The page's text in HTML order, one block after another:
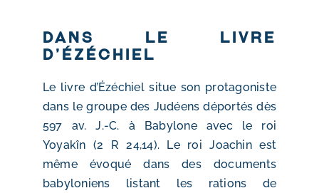
Dans le livre
d’Ézéchiel
Le livre d’Ézéchiel situe son protagoniste
dans le groupe des Judéens déportés dès
597 av. J.-C. à Babylone avec le roi
Yoyakîn (2 R 24,14). Le roi Joachin est
même évoqué dans des documents
babyloniens listant les rations de